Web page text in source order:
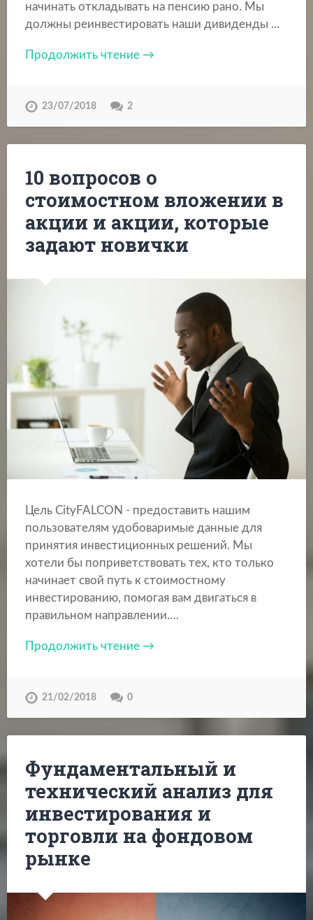
начинать откладывать на пенсию рано. Мы
должны реинвестировать наши дивиденды ...
Продолжить чтение →
23/07/2018 2
10 вопросов о
стоимостном вложении в
акции и акции, которые
задают новички
Цель CityFALCON - предоставить нашим
пользователям удобоваримые данные для
принятия инвестиционных решений. Мы
хотели бы поприветствовать тех, кто только
начинает свой путь к стоимостному
инвестированию, помогая вам двигаться в
правильном направлении….
Продолжить чтение →
21/02/2018 0
Фундаментальный и
технический анализ для
инвестирования и
торговли на фондовом
рынке